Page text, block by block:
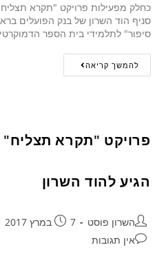
כחלק מפעילות פרויקט "תקרא
סניף הוד השרון של בנק הפועלים
סיפור" לתלמידי בית הספר
להמשך קריאה
פרויקט "תקרא
הגיע להוד השרון
השרון פוסט 7 במרץ 2017
אין תגובות